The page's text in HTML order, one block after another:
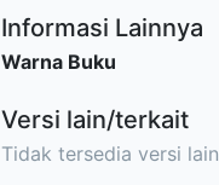
Informasi Lainnya
Warna Buku
Versi lain/terkait
Tidak tersedia versi lain